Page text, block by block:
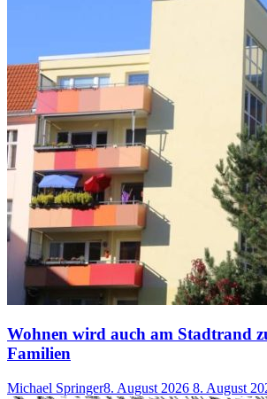
Wohnen wird auch am Stadtrand
Familien
Michael Springer8. August 2026 8. August